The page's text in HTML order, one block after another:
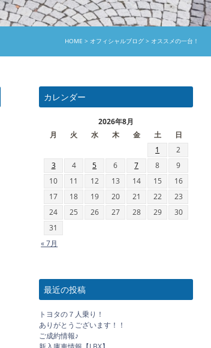
HOME オフィシャルブログ オススメの一台！
カレンダー
2026年8月
月
火 水 木 金 土
日
1
2
3
4 5 6 7 8
9
10
11 12 13 14 15
16
17
18 19 20 21 22
23
24
25 26 27 28 29
30
31
« 7月
最近の投稿
トヨタの７人乗り！
ありがとうございます！！
ご成約情報♪